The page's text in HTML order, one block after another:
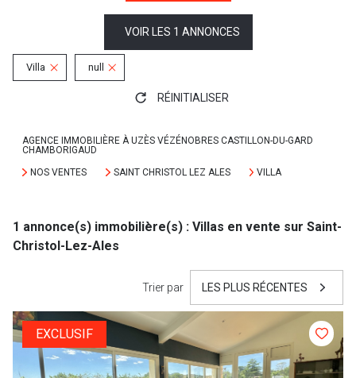
VOIR LES 1 ANNONCES
Villa null
RÉINITIALISER
AGENCE IMMOBILIÈRE À UZÈS VÉZÉNOBRES CASTILLON-DU-GARD
CHAMBORIGAUD
NOS VENTES
SAINT CHRISTOL LEZ ALES VILLA
1 annonce(s) immobilière(s) : Villas en vente sur Saint-
Christol-Lez-Ales
Trier par LES PLUS RÉCENTES
EXCLUSIF